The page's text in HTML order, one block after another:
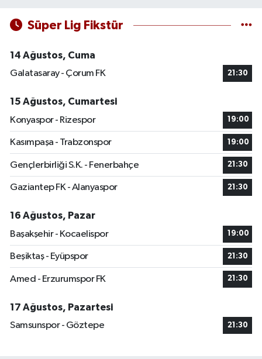
Süper Lig Fikstür
14 Ağustos, Cuma
Galatasaray - Çorum FK
21:30
15 Ağustos, Cumartesi
Konyaspor - Rizespor
19:00
Kasımpaşa - Trabzonspor 19:00
Gençlerbirliği S.K. - Fenerbahçe 21:30
Gaziantep FK - Alanyaspor 21:30
16 Ağustos, Pazar
Başakşehir - Kocaelispor
19:00
Beşiktaş - Eyüpspor 21:30
Amed - Erzurumspor FK 21:30
17 Ağustos, Pazartesi
Samsunspor - Göztepe
21:30